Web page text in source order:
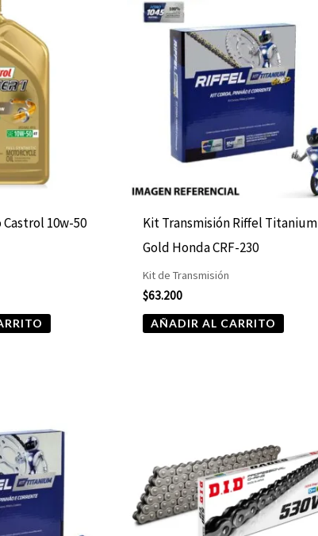
10w-50
Kit Transmisión Riffel Titanium
Gold Honda CRF-230
Kit de Transmisión
$63.200
AÑADIR AL CARRITO